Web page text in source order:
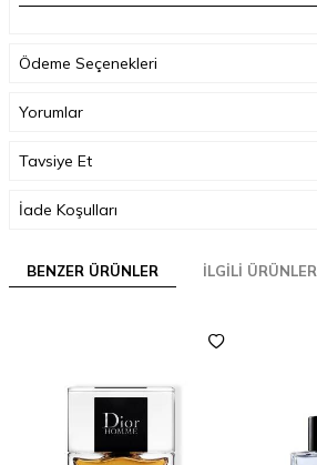
Ödeme Seçenekleri
Yorumlar
Tavsiye Et
İade Koşulları
BENZER ÜRÜNLER İLGILI ÜRÜNLER